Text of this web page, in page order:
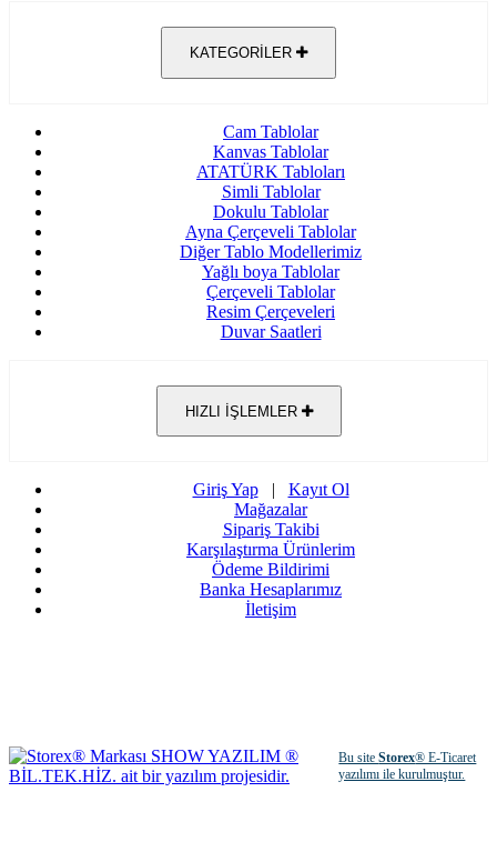
KATEGORİLER
Cam Tablolar
Kanvas Tablolar
ATATÜRK Tabloları
Simli Tablolar
Dokulu Tablolar
Ayna Çerçeveli Tablolar
Diğer Tablo Modellerimiz
Yağlı boya Tablolar
Çerçeveli Tablolar
Resim Çerçeveleri
Duvar Saatleri
HIZLI İŞLEMLER
Giriş Yap| Kayıt Ol
Mağazalar
Sipariş Takibi
Karşılaştırma Ürünlerim
Ödeme Bildirimi
Banka Hesaplarımız
İletişim
Bu siteStorex® E-Ticaret
yazılımı ile kurulmuştur.